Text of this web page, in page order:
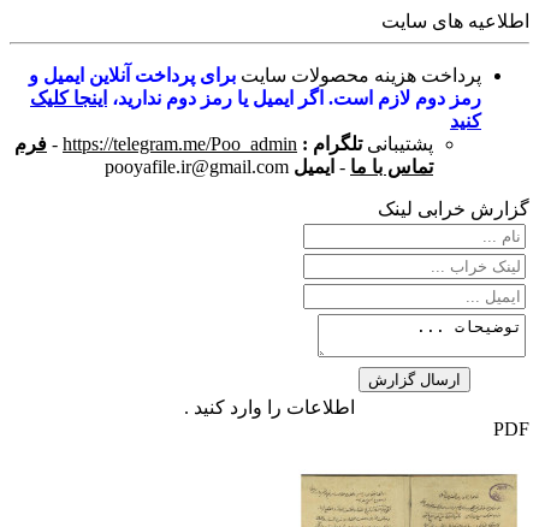
اطلاعیه های سایت
پرداخت هزینه محصولات سایت برای پرداخت آنلاین ایمیل و
رمز دوم لازم است. اگر ایمیل یا رمز دوم ندارید، اینجا کلیک
کنید
پشتیبانی تلگرام : https://telegram.me/Poo_admin
- فرم
تماس با ما - ایمیل pooyafile.ir@gmail.com
گزارش خرابی لینک
اطلاعات را وارد کنید .
PDF